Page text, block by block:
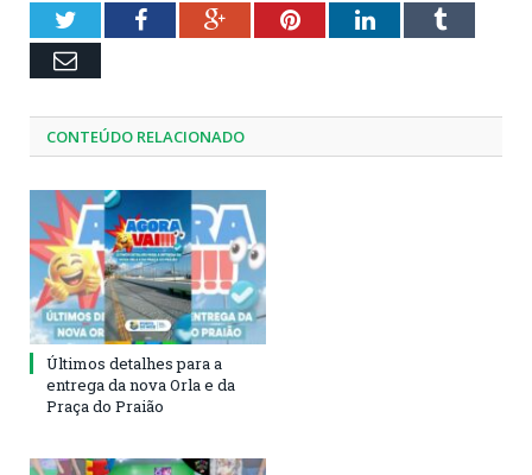
TwitterFacebookGoogle+PinterestLinkedInTumblr
Email
CONTEÚDO RELACIONADO
Últimos detalhes para a
entrega da nova Orla e da
Praça do Praião